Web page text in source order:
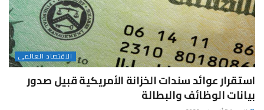
الاقتصاد العالمى
استقرار عوائد سندات الخزانة الأمريكية قبيل صدور
بيانات الوظائف والبطالة